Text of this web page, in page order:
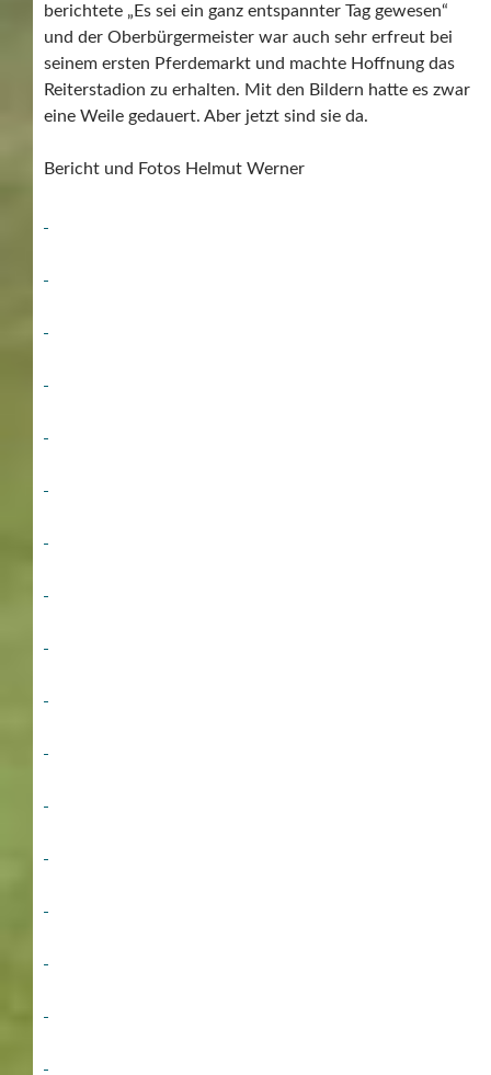
berichtete „Es sei ein ganz entspannter Tag gewesen“
und der Oberbürgermeister war auch sehr erfreut bei
seinem ersten Pferdemarkt und machte Hoffnung das
Reiterstadion zu erhalten. Mit den Bildern hatte es zwar
eine Weile gedauert. Aber jetzt sind sie da.
Bericht und Fotos Helmut Werner